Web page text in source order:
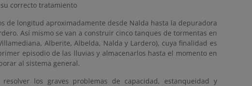
correcto tratamiento
de longitud aproximadamente desde Nalda hasta la depuradora
Así mismo se van a construir cinco tanques de tormentas en
Alberite, Albelda, Nalda y Lardero), cuya finalidad es
episodio de las lluvias y almacenarlos hasta el momento en
al sistema general.
los graves problemas de capacidad, estanqueidad y